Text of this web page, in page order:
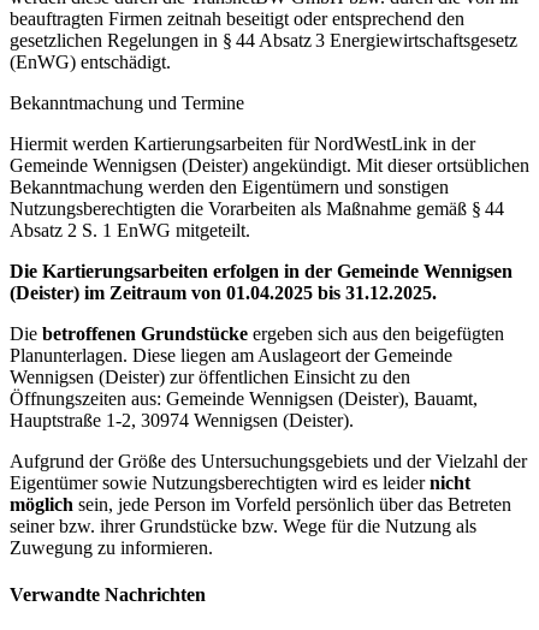
beauftragten Firmen zeitnah beseitigt oder entsprechend den
gesetzlichen Regelungen in § 44 Absatz 3 Energiewirtschaftsgesetz
(EnWG) entschädigt.
Bekanntmachung und Termine
Hiermit werden Kartierungsarbeiten für NordWestLink in der
Gemeinde Wennigsen (Deister) angekündigt. Mit dieser ortsüblichen
Bekanntmachung werden den Eigentümern und sonstigen
Nutzungsberechtigten die Vorarbeiten als Maßnahme gemäß § 44
Absatz 2 S. 1 EnWG mitgeteilt.
Die Kartierungsarbeiten erfolgen in der Gemeinde Wennigsen
(Deister) im Zeitraum von 01.04.2025 bis 31.12.2025.
Die betroffenen Grundstücke ergeben sich aus den beigefügten
Planunterlagen. Diese liegen am Auslageort der Gemeinde
Wennigsen (Deister) zur öffentlichen Einsicht zu den
Öffnungszeiten aus: Gemeinde Wennigsen (Deister), Bauamt,
Hauptstraße 1-2, 30974 Wennigsen (Deister).
Aufgrund der Größe des Untersuchungsgebiets und der Vielzahl der
Eigentümer sowie Nutzungsberechtigten wird es leidernicht
möglich sein, jede Person im Vorfeld persönlich über das Betreten
seiner bzw. ihrer Grundstücke bzw. Wege für die Nutzung als
Zuwegung zu informieren.
Verwandte Nachrichten